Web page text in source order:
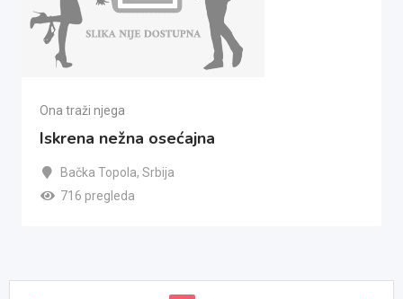
Ona traži njega
Iskrena nežna osećajna
Bačka Topola, Srbija
716 pregleda